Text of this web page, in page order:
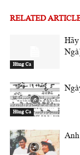
RELATED
Hùng Ca
Hùng Ca